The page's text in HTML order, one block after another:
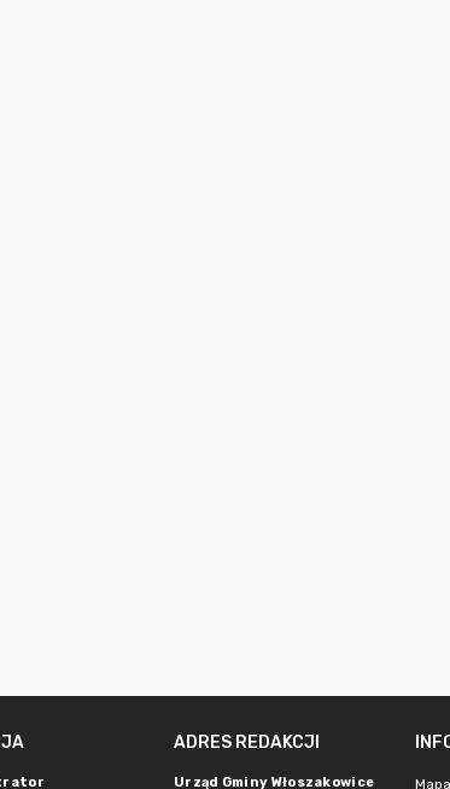
ADRES REDAKCJI
Urząd Gminy Włoszakowice